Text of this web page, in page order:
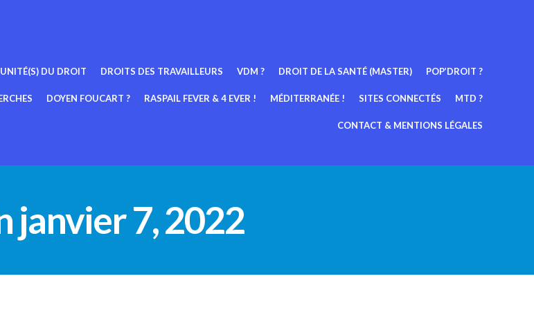
UNITÉ(S) DU DROIT DROITS DES TRAVAILLEURS VDM ? DROIT DE LA SANTÉ (MASTER) POP’DROIT ?
DOYEN FOUCART ? RASPAIL FEVER & 4 EVER ! MÉDITERRANÉE ! SITES CONNECTÉS MTD ?
CONTACT & MENTIONS LÉGALES
janvier 7, 2022